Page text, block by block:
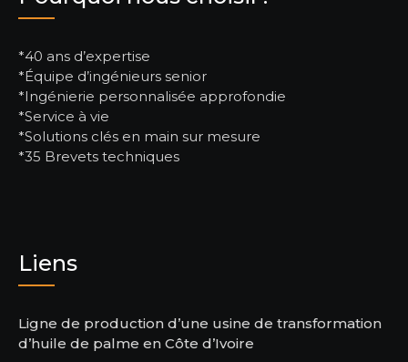
*40 ans d’expertise
*Équipe d’ingénieurs senior
*Ingénierie personnalisée approfondie
*Service à vie
*Solutions clés en main sur mesure
*35 Brevets techniques
Liens
Ligne de production d’une usine de transformation
d’huile de palme en Côte d’Ivoire